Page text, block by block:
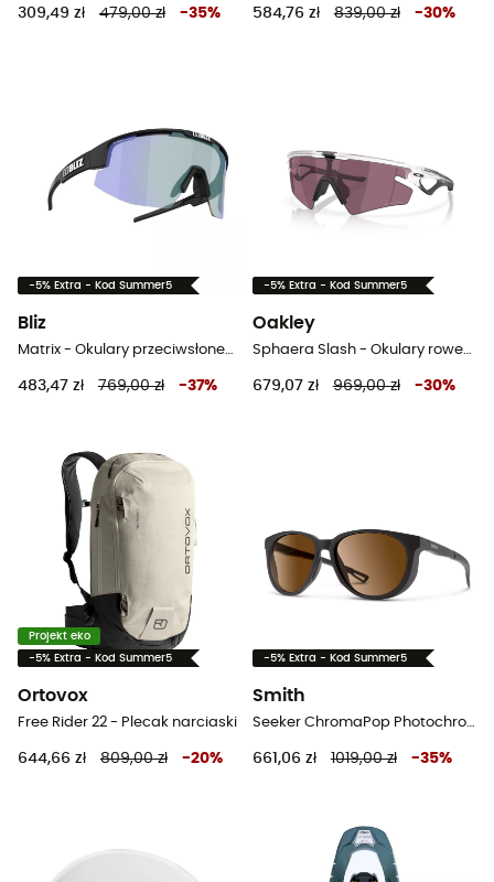
309,49 zł 479,00 zł -35% 584,76 zł 839,00 zł -30%
-5% Extra - Kod Summer5
Bliz
Matrix - Okulary przeciwsłoneczne
483,47 zł 769,00 zł -37%
-5% Extra - Kod Summer5
Oakley
Sphaera Slash - Okulary rowerowe
679,07 zł 969,00 zł -30%
Projekt eko
-5% Extra - Kod Summer5
Ortovox
Free Rider 22 - Plecak narciaski
644,66 zł 809,00 zł -20%
-5% Extra - Kod Summer5
Smith
Seeker ChromaPop Photochromic 1-3 - Okulary przeciwsłoneczne
661,06 zł 1019,00 zł -35%